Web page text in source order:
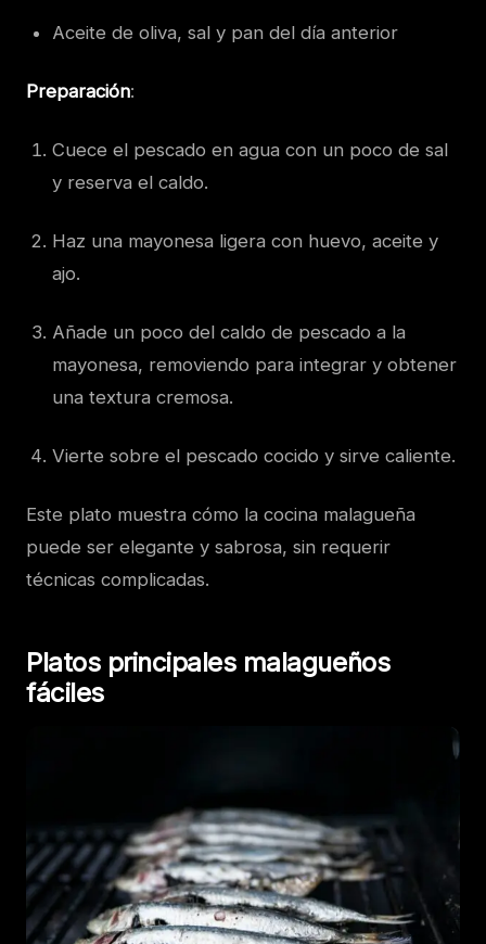
Aceite de oliva, sal y pan del día anterior
Preparación:
Cuece el pescado en agua con un poco de sal
y reserva el caldo.
Haz una mayonesa ligera con huevo, aceite y
ajo.
Añade un poco del caldo de pescado a la
mayonesa, removiendo para integrar y obtener
una textura cremosa.
Vierte sobre el pescado cocido y sirve caliente.
Este plato muestra cómo la cocina malagueña
puede ser elegante y sabrosa, sin requerir
técnicas complicadas.
Platos principales malagueños
fáciles